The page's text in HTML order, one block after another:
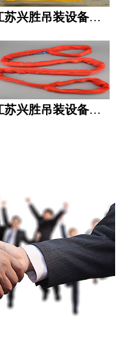
江苏兴胜吊装设备有限公司的六大统一
江苏兴胜吊装设备有限公司运作模式